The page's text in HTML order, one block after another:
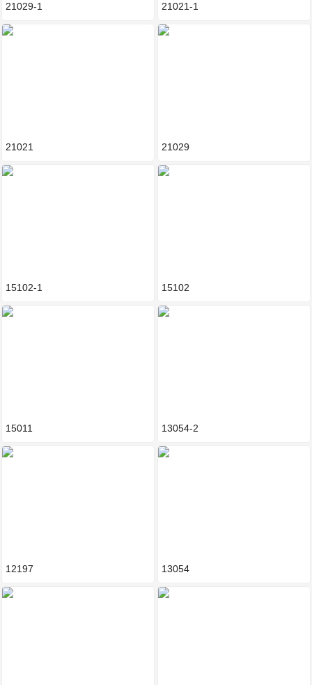
21029-1
21021
15102-1
15011
12197
21021-1
21029
15102
13054-2
13054